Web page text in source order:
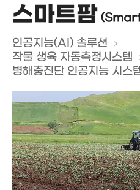
스마트팜
인공지능(AI) 솔루션
작물 생육 자동측정시스템
병해충진단 인공지능 시스